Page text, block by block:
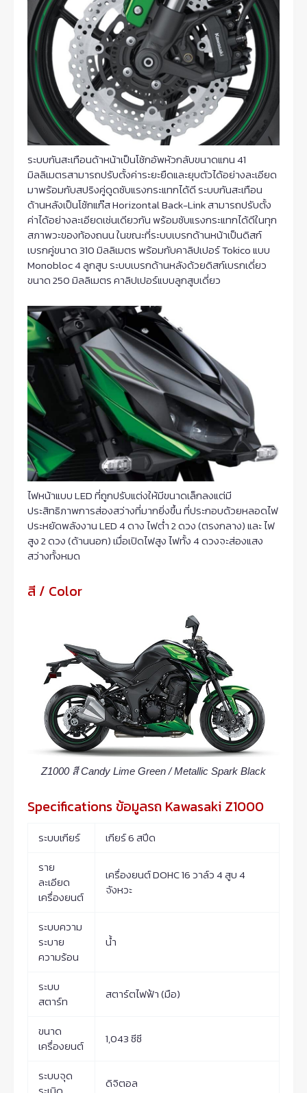
ระบบกันสะเทือนด้าหน้าเป็นโช้กอัพหัวกลับขนาดแกน 41
มิลลิเมตรสามารถปรับตั้งค่าระยะยืดและยุบตัวได้อย่างละเอียด
มาพร้อมกับสปริงคู่ดูดซับแรงกระแทกได้ดี ระบบกันสะเทือน
ด้านหลังเป็นโช้กแก๊ส Horizontal Back-Link สามารถปรับตั้ง
ค่าได้อย่างละเอียดเช่นเดียวกัน พร้อมซับแรงกระแทกได้ดีในทุก
สภาพวะของท้องถนน ในขณะที่ระบบเบรกด้านหน้าเป็นดิสก์
เบรกคู่ขนาด 310 มิลลิเมตร พร้อมกับคาลิปเปอร์ Tokico แบบ
Monobloc 4 ลูกสูบ ระบบเบรกด้านหลังด้วยดิสก์เบรกเดี่ยว
ขนาด 250 มิลลิเมตร คาลิปเปอร์แบบลูกสูบเดี่ยว
ไฟหน้าแบบ LED ที่ถูกปรับแต่งให้มีขนาดเล็กลงแต่มี
ประสิทธิภาพการส่องสว่างที่มากยิ่งขึ้น ที่ประกอบด้วยหลอดไฟ
ประหยัดพลังงาน LED 4 ดาง ไฟต่ำ 2 ดวง (ตรงกลาง) และ ไฟ
สูง 2 ดวง (ด้านนอก) เมื่อเปิดไฟสูง ไฟทั้ง 4 ดวงจะส่องแสง
สว่างทั้งหมด
สี / Color
Z1000 สี Candy Lime Green / Metallic Spark Black
Specifications ข้อมูลรถ Kawasaki Z1000
ระบบเกียร์
เกียร์ 6 สปีด
ราย
ละเอียด
เครื่องยนต์
เครื่องยนต์ DOHC 16 วาล์ว 4 สูบ 4
จังหวะ
ระบบความ
ระบาย
ความร้อน
น้ำ
ระบบ
สตาร์ท
สตาร์ตไฟฟ้า (มือ)
ขนาด
เครื่องยนต์
1,043 ซีซี
ระบบจุด
ดิจิตอล